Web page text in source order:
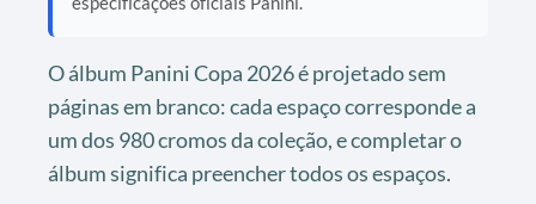
O álbum Panini Copa 2026 é projetado sem
páginas em branco: cada espaço corresponde a
um dos 980 cromos da coleção, e completar o
álbum significa preencher todos os espaços.